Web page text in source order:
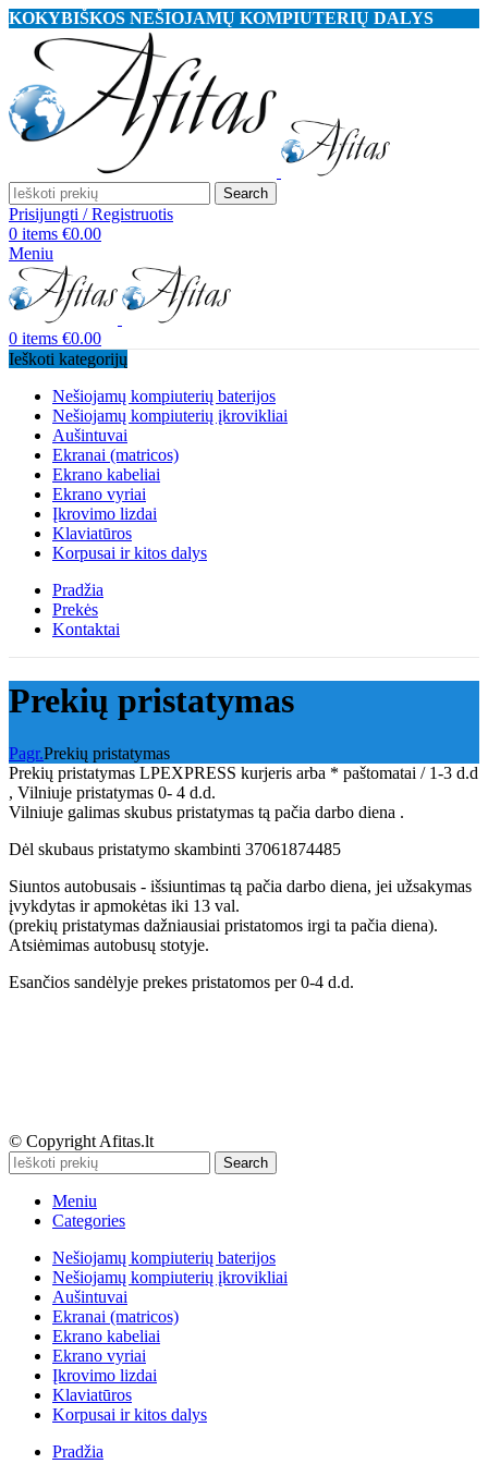
KOKYBIŠKOS NEŠIOJAMŲ KOMPIUTERIŲ DALYS
Search
Prisijungti / Registruotis
0 items €0.00
Meniu
0 items €0.00
Ieškoti kategorijų
Nešiojamų kompiuterių baterijos
Nešiojamų kompiuterių įkrovikliai
Aušintuvai
Ekranai (matricos)
Ekrano kabeliai
Ekrano vyriai
Įkrovimo lizdai
Klaviatūros
Korpusai ir kitos dalys
Pradžia
Prekės
Kontaktai
Prekių pristatymas
Pagr.Prekių pristatymas
Prekių pristatymas LPEXPRESS kurjeris arba * paštomatai / 1-3 d.d
, Vilniuje pristatymas 0- 4 d.d.
Vilniuje galimas skubus pristatymas tą pačia darbo diena .
Dėl skubaus pristatymo skambinti 37061874485
Siuntos autobusais - išsiuntimas tą pačia darbo diena, jei užsakymas
įvykdytas ir apmokėtas iki 13 val.
(prekių pristatymas dažniausiai pristatomos irgi ta pačia diena).
Atsiėmimas autobusų stotyje.
Esančios sandėlyje prekes pristatomos per 0-4 d.d.
© Copyright Afitas.lt
Search
Meniu
Categories
Nešiojamų kompiuterių baterijos
Nešiojamų kompiuterių įkrovikliai
Aušintuvai
Ekranai (matricos)
Ekrano kabeliai
Ekrano vyriai
Įkrovimo lizdai
Klaviatūros
Korpusai ir kitos dalys
Pradžia